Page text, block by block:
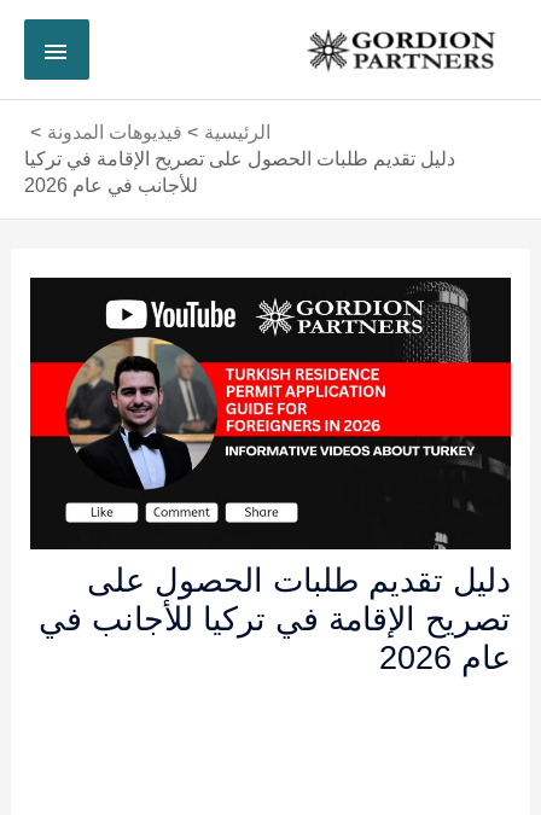
المحتوى
الرئيسية
فيديوهات المدونة
دليل تقديم طلبات الحصول على تصريح الإقامة في تركيا
للأجانب في عام 2026
دليل تقديم طلبات الحصول على
تصريح الإقامة في تركيا للأجانب في
عام 2026